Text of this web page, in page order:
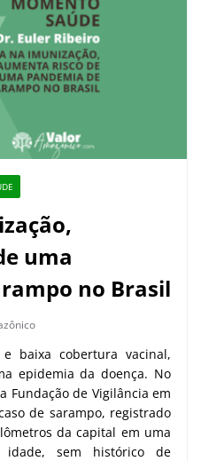
uma
no Brasil
baixa cobertura vacinal,
epidemia da doença. No
Fundação de Vigilância em
de sarampo, registrado
da capital em uma
sem histórico de